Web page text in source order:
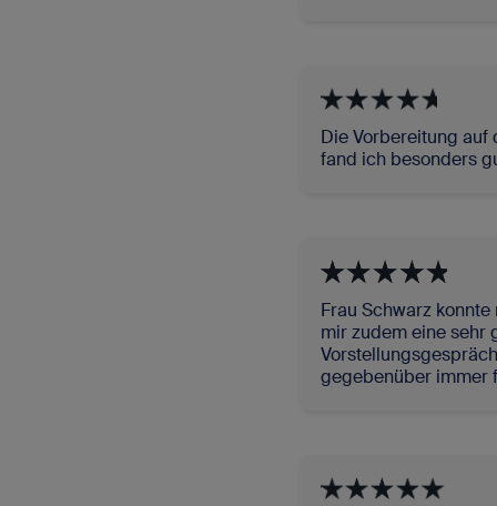
Die Vorbereitung auf
fand ich besonders
Frau Schwarz
mir zudem eine sehr
gegebenüber immer